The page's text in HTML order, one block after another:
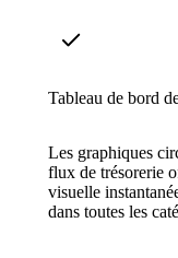
Tableau de bord
Les graphiques
flux de trésorerie
visuelle
dans toutes les